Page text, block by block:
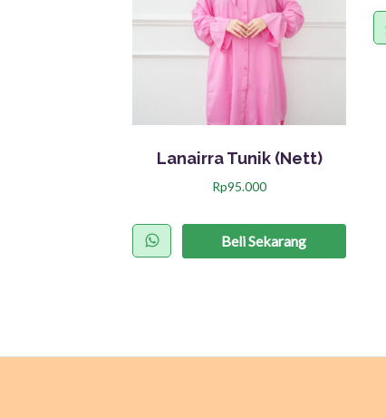
Lanairra Tunik (Nett)
Rp95.000
Beli Sekarang